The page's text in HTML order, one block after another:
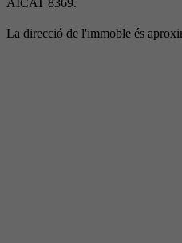
AICAT 8369.
La direcció de l'immoble és